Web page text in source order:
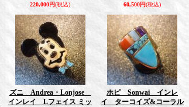
220,000円(税込) 60,500円(税込)
ズニ Andrea・Lonjose
インレイ Lフェイス ミッ
ホピ Sonwai インレ
イ ターコイズ&コーラル